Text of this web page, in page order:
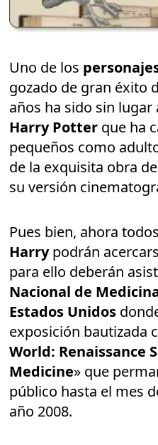
Uno de los
gozado de gran éxito
años ha sido sin lugar
Harry Potter que ha
pequeños como
de la exquisita obra de
su versión
Pues bien, ahora
Harrypodrán
para ello deberán
Nacional de
Estados Unidos
exposición bautizada
World: Renaissance
Medicine» que
público hasta el mes
año 2008.